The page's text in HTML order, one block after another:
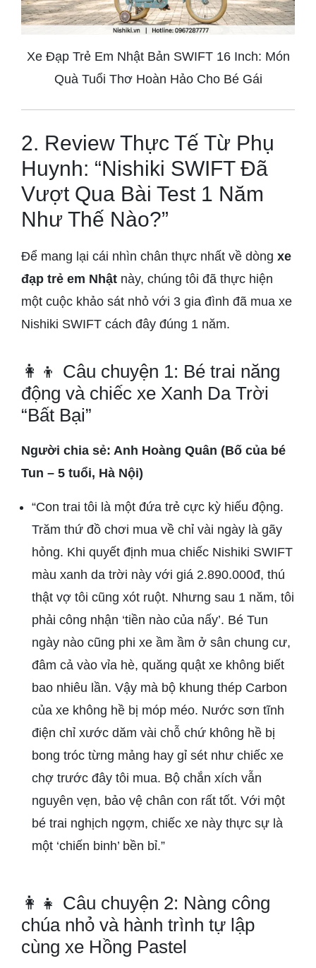
Xe Đạp Trẻ Em Nhật Bản SWIFT 16 Inch: Món
Quà Tuổi Thơ Hoàn Hảo Cho Bé Gái
2. Review Thực Tế Từ Phụ
Huynh: “Nishiki SWIFT Đã
Vượt Qua Bài Test 1 Năm
Như Thế Nào?”
Để mang lại cái nhìn chân thực nhất về dòng xe
đạp trẻ em Nhật này, chúng tôi đã thực hiện
một cuộc khảo sát nhỏ với 3 gia đình đã mua xe
Nishiki SWIFT cách đây đúng 1 năm.
👩‍👦 Câu chuyện 1: Bé trai năng
động và chiếc xe Xanh Da Trời
“Bất Bại”
Người chia sẻ: Anh Hoàng Quân (Bố của bé
Tun – 5 tuổi, Hà Nội)
“Con trai tôi là một đứa trẻ cực kỳ hiếu động.
Trăm thứ đồ chơi mua về chỉ vài ngày là gãy
hỏng. Khi quyết định mua chiếc Nishiki SWIFT
màu xanh da trời này với giá 2.890.000đ, thú
thật vợ tôi cũng xót ruột. Nhưng sau 1 năm, tôi
phải công nhận ‘tiền nào của nấy’. Bé Tun
ngày nào cũng phi xe ầm ầm ở sân chung cư,
đâm cả vào vỉa hè, quăng quật xe không biết
bao nhiêu lần. Vậy mà bộ khung thép Carbon
của xe không hề bị móp méo. Nước sơn tĩnh
điện chỉ xước dăm vài chỗ chứ không hề bị
bong tróc từng mảng hay gỉ sét như chiếc xe
chợ trước đây tôi mua. Bộ chắn xích vẫn
nguyên vẹn, bảo vệ chân con rất tốt. Với một
bé trai nghịch ngợm, chiếc xe này thực sự là
một ‘chiến binh’ bền bỉ.”
👩‍👧 Câu chuyện 2: Nàng công
chúa nhỏ và hành trình tự lập
cùng xe Hồng Pastel